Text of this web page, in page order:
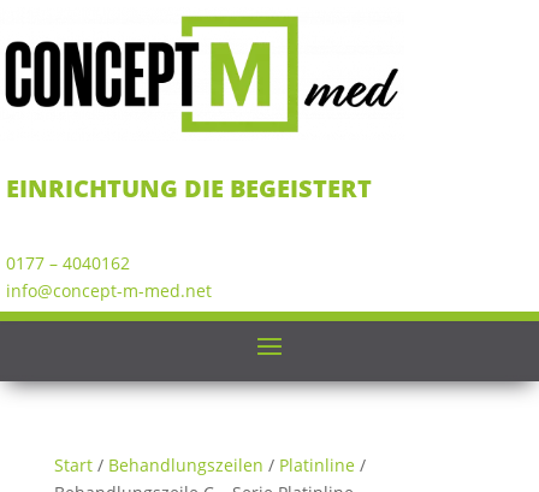
EINRICHTUNG DIE BEGEISTERT
0177 – 4040162
info@concept-m-med.net
Start/ Behandlungszeilen / Platinline/